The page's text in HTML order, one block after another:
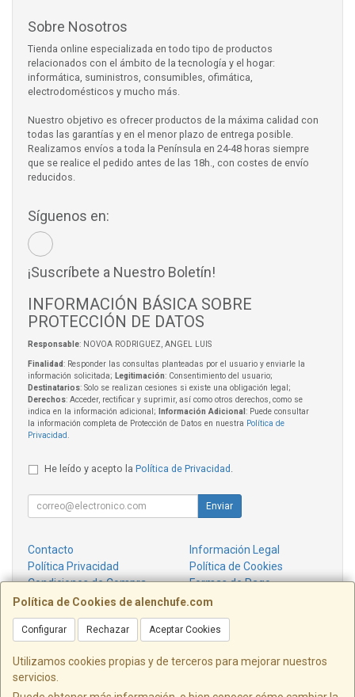
Política de Cookies de alenchufe.com
Configurar Rechazar Aceptar Cookies
Utilizamos cookies propias y de terceros para mejorar nuestros
servicios.
Sobre Nosotros
Tienda online especializada en todo tipo de productos
relacionados con el ámbito de la tecnología y el hogar:
informática, suministros, consumibles, ofimática,
electrodomésticos y mucho más.
Nuestro objetivo es ofrecer productos de la máxima calidad con
todas las garantías y en el menor plazo de entrega posible.
Realizamos envíos a toda la Península en 24-48 horas siempre
que se realice el pedido antes de las 18h., con costes de envío
reducidos.
Síguenos en:
¡Suscríbete a Nuestro Boletín!
INFORMACIÓN BÁSICA SOBRE
PROTECCIÓN DE DATOS
Responsable: NOVOA RODRIGUEZ, ANGEL LUIS
Finalidad: Responder las consultas planteadas por el usuario y enviarle la
información solicitada; Legitimación: Consentimiento del usuario;
Destinatarios: Solo se realizan cesiones si existe una obligación legal;
Derechos: Acceder, rectificar y suprimir, así como otros derechos, como se
indica en la información adicional;
Información Adicional : Puede consultar
la información completa de Protección de Datos en nuestra Política de
Privacidad .
He leído y acepto la Política de Privacidad .
Enviar
Contacto
Información Legal
Política Privacidad
Política de Cookies
Condiciones de Compra
Formas de Pago
¿Quienes Somos?
Contacto
info@alenchufe.com